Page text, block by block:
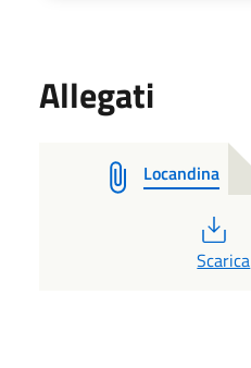
Allegati
Locandina
PDF
Scarica